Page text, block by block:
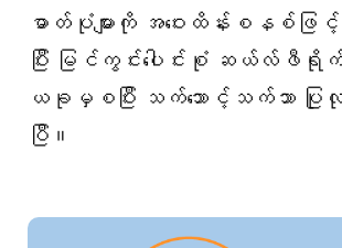
ဓာတ်ပုံများကို အဝေးထိန်းစနစ်ဖ
ပြီး မြင်ကွင်းပေါင်းစုံ ဆယ်လ်ဖီရို
ယခုမှစပြီး သက်သောင့်သက်သာ ပ
ပြီ။